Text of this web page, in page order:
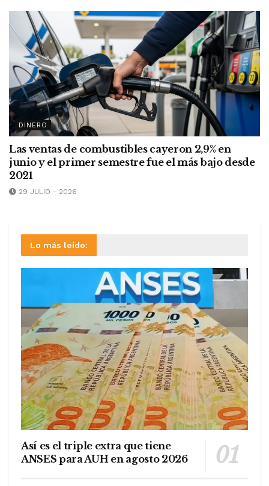
DINERO
Las ventas de combustibles cayeron 2,9% en
junio y el primer semestre fue el más bajo desde
2021
29 JULIO - 2026
Lo más leído:
Así es el triple extra que tiene
ANSES para AUH en agosto 2026